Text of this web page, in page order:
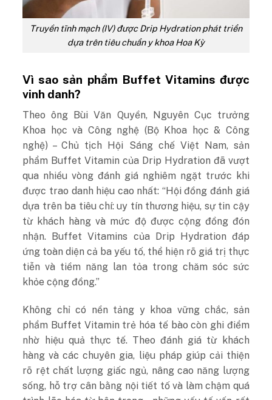
Truyền tĩnh mạch (IV) được Drip Hydration phát triển
dựa trên tiêu chuẩn y khoa Hoa Kỳ
Vì sao sản phẩm Buffet Vitamins được
vinh danh?
Theo ông Bùi Văn Quyền, Nguyên Cục trưởng
Khoa học và Công nghệ (Bộ Khoa học & Công
nghệ) – Chủ tịch Hội Sáng chế Việt Nam, sản
phẩm Buffet Vitamin của Drip Hydration đã vượt
qua nhiều vòng đánh giá nghiêm ngặt trước khi
được trao danh hiệu cao nhất: “Hội đồng đánh giá
dựa trên ba tiêu chí: uy tín thương hiệu, sự tin cậy
từ khách hàng và mức độ được cộng đồng đón
nhận. Buffet Vitamins của Drip Hydration đáp
ứng toàn diện cả ba yếu tố, thể hiện rõ giá trị thực
tiễn và tiềm năng lan tỏa trong chăm sóc sức
khỏe cộng đồng.”
Không chỉ có nền tảng y khoa vững chắc, sản
phẩm Buffet Vitamin trẻ hóa tế bào còn ghi điểm
nhờ hiệu quả thực tế. Theo đánh giá từ khách
hàng và các chuyên gia, liệu pháp giúp cải thiện
rõ rệt chất lượng giấc ngủ, nâng cao năng lượng
sống, hỗ trợ cân bằng nội tiết tố và làm chậm quá